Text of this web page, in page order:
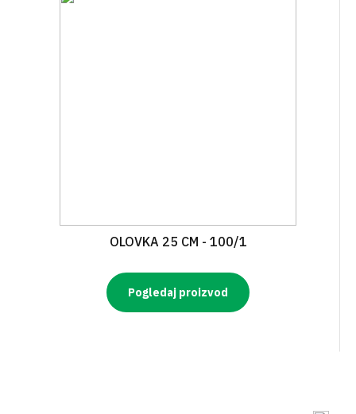
OLOVKA 25 CM - 100/1
Pogledaj proizvod